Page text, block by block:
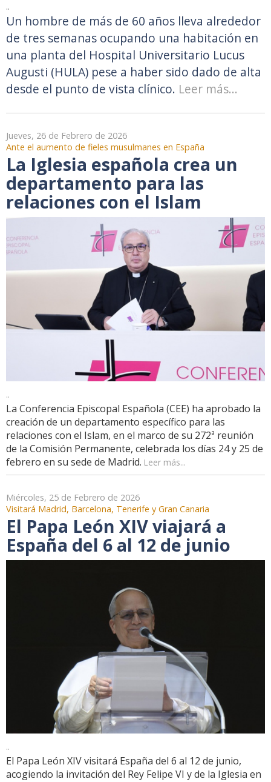
..
Un hombre de más de 60 años lleva alrededor
de tres semanas ocupando una habitación en
una planta del Hospital Universitario Lucus
Augusti (HULA) pese a haber sido dado de alta
desde el punto de vista clínico. Leer más...
Jueves, 26 de Febrero de 2026
Ante el aumento de fieles musulmanes en España
La Iglesia española crea un
departamento para las
relaciones con el Islam
..
La Conferencia Episcopal Española (CEE) ha aprobado la
creación de un departamento específico para las
relaciones con el Islam, en el marco de su 272ª reunión
de la Comisión Permanente, celebrada los días 24 y 25 de
febrero en su sede de Madrid. Leer más...
Miércoles, 25 de Febrero de 2026
Visitará Madrid, Barcelona, Tenerife y Gran Canaria
El Papa León XIV viajará a
España del 6 al 12 de junio
..
El Papa León XIV visitará España del 6 al 12 de junio,
acogiendo la invitación del Rey Felipe VI y de la Iglesia en